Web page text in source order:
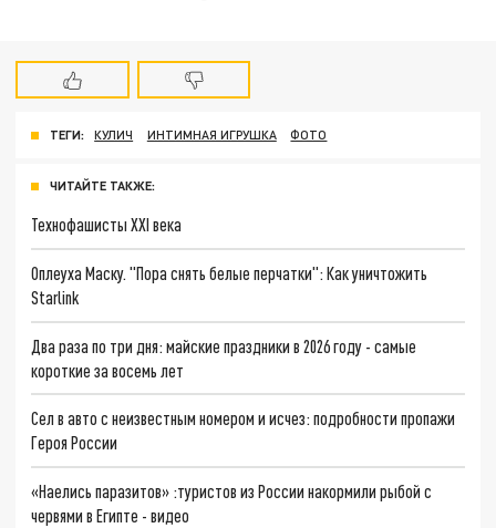
ТЕГИ: КУЛИЧ ИНТИМНАЯ ИГРУШКА ФОТО
ЧИТАЙТЕ ТАКЖЕ:
Технофашисты XXI века
Оплеуха Маску. "Пора снять белые перчатки": Как уничтожить
Starlink
Два раза по три дня: майские праздники в 2026 году - самые
короткие за восемь лет
Сел в авто с неизвестным номером и исчез: подробности пропажи
Героя России
«Наелись паразитов» :туристов из России накормили рыбой с
червями в Египте - видео